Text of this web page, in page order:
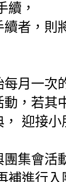
續，
者，則
月一次
，若其
迎接
集會活
補進行入